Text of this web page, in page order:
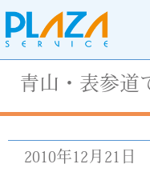
青山・表参道
2010年12月21日